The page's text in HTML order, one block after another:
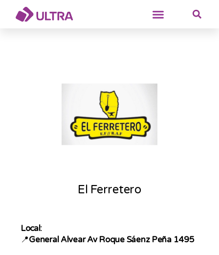
El Ferretero
Local:
📍General Alvear Av Roque Sáenz Peña 1495